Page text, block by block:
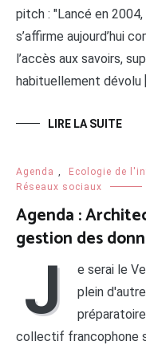
pitch : "Lancé en
s’affirme aujourd’hui
l’accès aux savoirs,
habituellement dévolu
LIRE LA SUITE
Agenda Ecologie de
Réseaux sociaux
Agenda :
gestion des
J
e serai le
plein
collectif francophone